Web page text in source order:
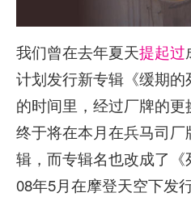
我们曾在去年夏天提起过
计划发行新专辑《缓期
的时间里，经过厂牌的
终于将在本月在兵马司
辑，而专辑名也改成了
08年5月在摩登天空下发